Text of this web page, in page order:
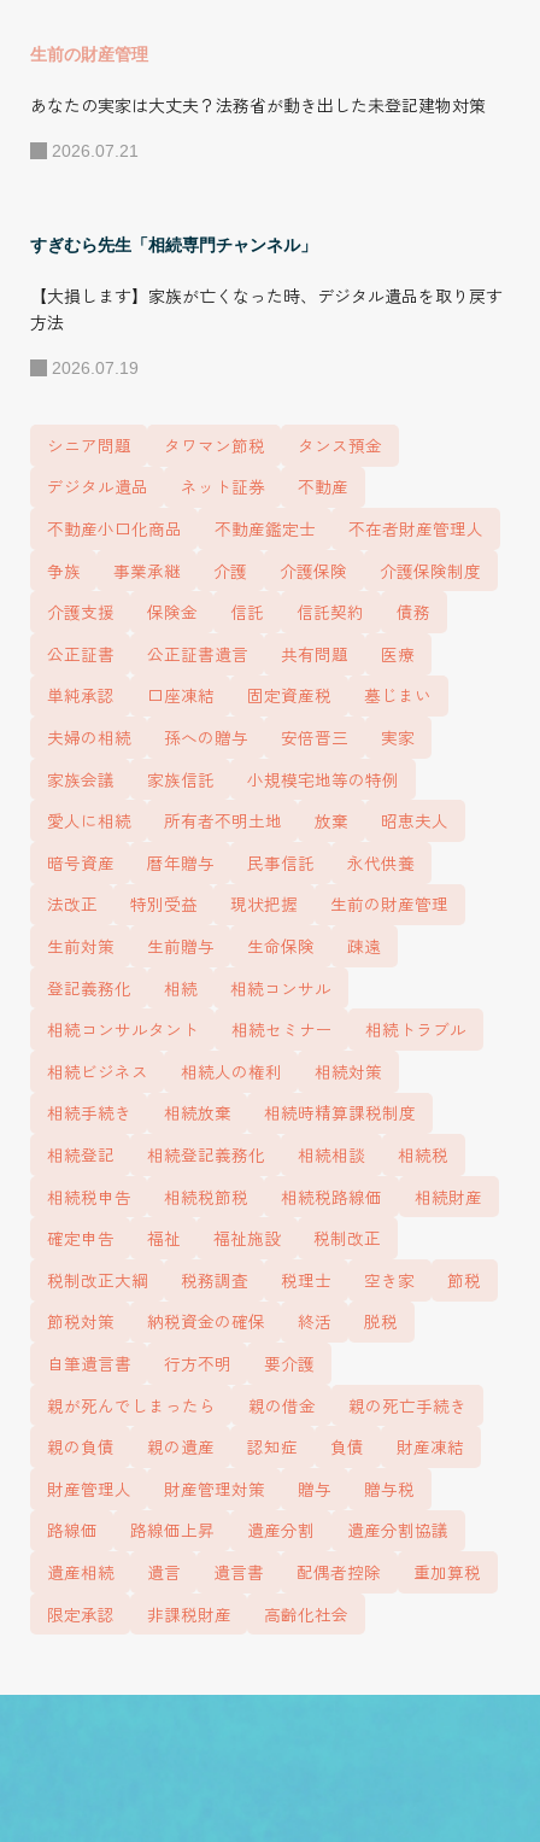
生前の財産管理
あなたの実家は大丈夫？法務省が動き出した未登記建物対策
2026.07.21
すぎむら先生「相続専門チャンネル」
【大損します】家族が亡くなった時、デジタル遺品を取り戻す
方法
2026.07.19
シニア問題 タワマン節税
タンス預金
デジタル遺品
ネット証券
不動産
不動産小口化商品
不動産鑑定士
不在者財産管理人
争族
事業承継 介護 介護保険
介護保険制度
介護支援
保険金 信託 信託契約
債務
公正証書
公正証書遺言 共有問題
医療
単純承認
口座凍結 固定資産税
墓じまい
夫婦の相続
孫への贈与 安倍晋三
実家
家族会議
家族信託
小規模宅地等の特例
愛人に相続
所有者不明土地 放棄
昭恵夫人
暗号資産
暦年贈与 民事信託
永代供養
法改正
特別受益 現状把握
生前の財産管理
生前対策
生前贈与 生命保険
疎遠
登記義務化
相続
相続コンサル
相続コンサルタント
相続セミナー
相続トラブル
相続ビジネス
相続人の権利
相続対策
相続手続き
相続放棄
相続時精算課税制度
相続登記
相続登記義務化 相続相談
相続税
相続税申告
相続税節税 相続税路線価
相続財産
確定申告
福祉 福祉施設
税制改正
税制改正大綱
税務調査 税理士 空き家
節税
節税対策
納税資金の確保 終活
脱税
自筆遺言書
行方不明
要介護
親が死んでしまったら
親の借金
親の死亡手続き
親の負債
親の遺産 認知症 負債
財産凍結
財産管理人
財産管理対策 贈与
贈与税
路線価
路線価上昇 遺産分割
遺産分割協議
遺産相続
遺言 遺言書 配偶者控除
重加算税
限定承認
非課税財産 高齢化社会